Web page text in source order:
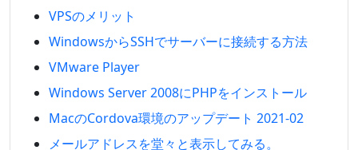
VPSのメリット
WindowsからSSHでサーバーに接続する方法
VMware Player
Windows Server 2008にPHPをインストール
MacのCordova環境のアップデート 2021-02
メールアドレスを堂々と表示してみる。